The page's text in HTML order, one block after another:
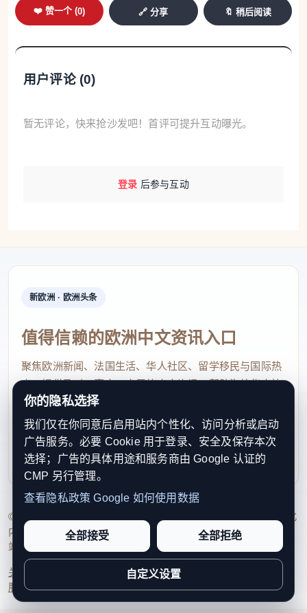
❤️ 赞一个 (0) 🔗 分享 🔖 稍后阅读
用户评论 (0)
暂无评论，快来抢沙发吧！首评可提升互动曝光。
登录 后参与互动
新欧洲 · 欧洲头条
值得信赖的欧洲中文资讯入口
聚焦欧洲新闻、法国生活、华人社区、留学移民与国际热
点，提供及时、真实、实用的中文资讯，帮助海外华人快
速了解欧洲动态。
contact@xinouzhou.com
服务支持、版权与合作：工作日优先处理站务、投稿与权
利通知
© 2026 新欧洲·欧洲头条. All Rights Reserved. 本网站持续优化
内容透明度、联系方式与用户权利说明，以提升品牌信任感和
站点完整度。
关于我们 编辑规范日期归档隐私政策
服务条款联系我们
你的隐私选择
我们仅在你同意后启用站内个性化、访问分析或启动
广告服务。必要 Cookie 用于登录、安全及保存本次
选择；广告的具体用途和服务商由 Google 认证的
CMP 另行管理。
查看隐私政策 Google 如何使用数据
全部接受 全部拒绝
自定义设置